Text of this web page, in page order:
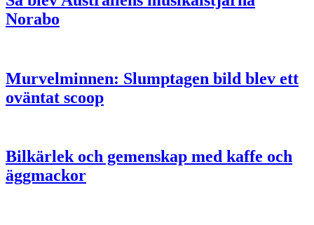
Norabo
Murvelminnen: Slumptagen bild blev ett
oväntat scoop
Bilkärlek och gemenskap med kaffe och
äggmackor